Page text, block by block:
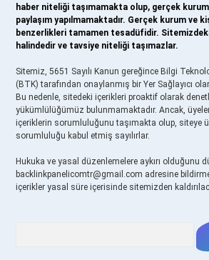
haber niteliği taşımamakta olup, gerçek
paylaşım yapılmamaktadır. Gerçek kurum ve
benzerlikleri tamamen tesadüfidir.
halindedir ve tavsiye niteliği taşımazlar.
Sitemiz, 5651 Sayılı Kanun gereğince Bilgi
(BTK) tarafından onaylanmış bir Yer Sağlayıcı
Bu nedenle, sitedeki içerikleri proaktif olarak
yükümlülüğümüz bulunmamaktadır. Ancak,
içeriklerin sorumluluğunu taşımakta olup, siteye
sorumluluğu kabul etmiş sayılırlar.
Hukuka ve yasal düzenlemelere aykırı olduğunu
backlinkpanelicomtr@gmail.com adresine
içerikler yasal süre içerisinde sitemizden